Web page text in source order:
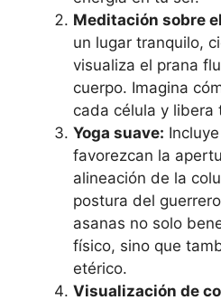
Meditación sobre
un lugar tranquilo,
visualiza el prana
cuerpo. Imagina
cada célula y libera
Yoga suave:
favorezcan la
alineación de la
postura del
asanas no solo
físico, sino que
etérico.
Visualización de